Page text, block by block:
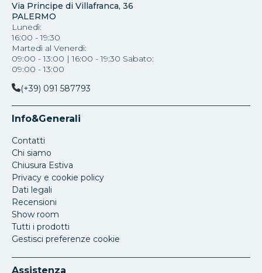
Via Principe di Villafranca, 36
PALERMO
Lunedì:
16:00 - 19:30
Martedì al Venerdi:
09:00 - 13:00 | 16:00 - 19:30 Sabato:
09:00 - 13:00
(+39) 091 587793
Info&Generali
Contatti
Chi siamo
Chiusura Estiva
Privacy e cookie policy
Dati legali
Recensioni
Show room
Tutti i prodotti
Gestisci preferenze cookie
Assistenza